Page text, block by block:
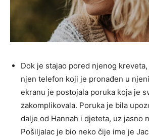
Dok je stajao pored njenog
njen telefon koji je pronađen u
ekranu je postojala poruka koja je
zakomplikovala. Poruka je bila
dalje od Hannah i djeteta, uz jasno
Pošiljalac je bio neko čije ime je